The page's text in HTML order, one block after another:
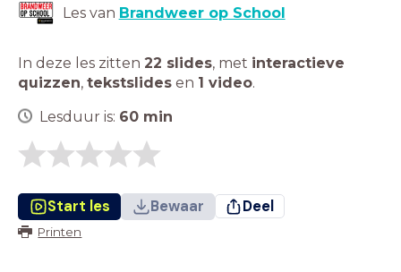
Les van Brandweer op School
In deze les zitten 22 slides, met interactieve
quizzen, tekstslides en 1 video.
Lesduur is: 60 min
Start les Bewaar Deel
Printen